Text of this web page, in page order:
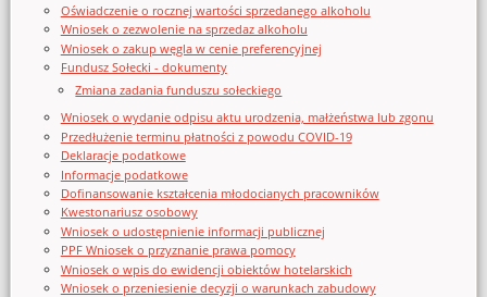
Oświadczenie o rocznej wartości sprzedanego alkoholu
Wniosek o zezwolenie na sprzedaz alkoholu
Wniosek o zakup węgla w cenie preferencyjnej
Fundusz Sołecki - dokumenty
Zmiana zadania funduszu sołeckiego
Wniosek o wydanie odpisu aktu urodzenia, małżeństwa lub zgonu
Przedłużenie terminu płatności z powodu COVID-19
Deklaracje podatkowe
Informacje podatkowe
Dofinansowanie kształcenia młodocianych pracowników
Kwestonariusz osobowy
Wniosek o udostępnienie informacji publicznej
PPF Wniosek o przyznanie prawa pomocy
Wniosek o wpis do ewidencji obiektów hotelarskich
Wniosek o przeniesienie decyzji o warunkach zabudowy